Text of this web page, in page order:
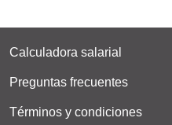
Calculadora salarial
Preguntas frecuentes
Términos y condiciones